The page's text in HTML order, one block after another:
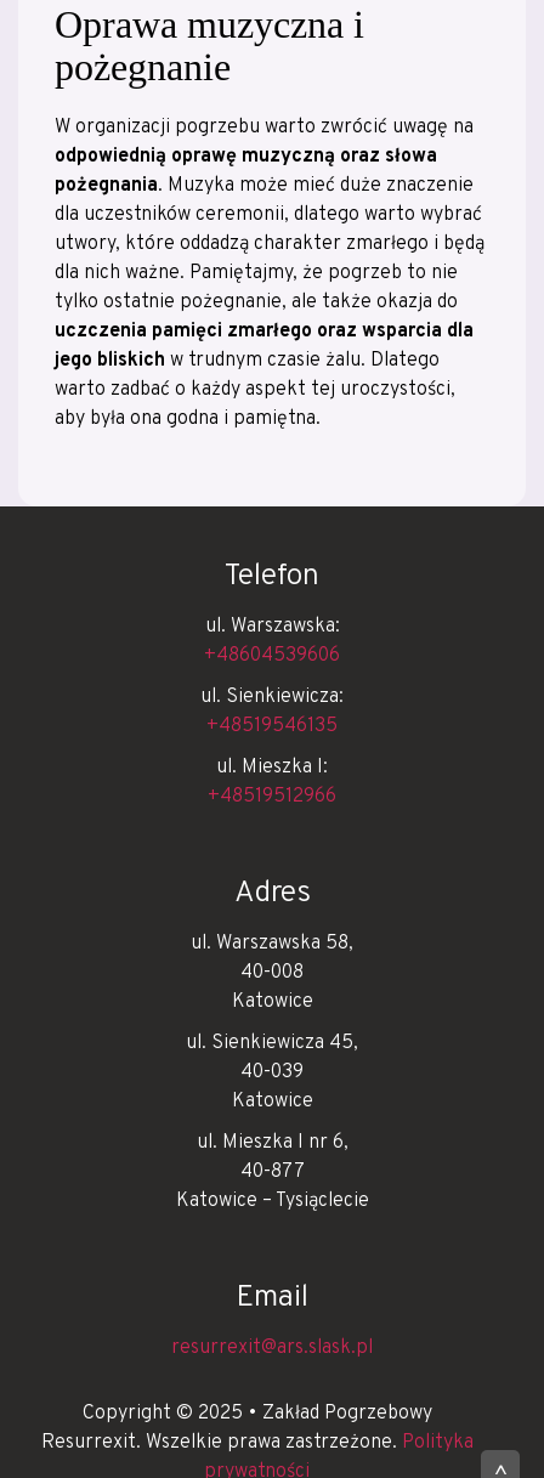
Oprawa muzyczna i
pożegnanie
W organizacji pogrzebu warto zwrócić uwagę na
odpowiednią oprawę muzyczną oraz słowa
pożegnania. Muzyka może mieć duże znaczenie
dla uczestników ceremonii, dlatego warto wybrać
utwory, które oddadzą charakter zmarłego i będą
dla nich ważne. Pamiętajmy, że pogrzeb to nie
tylko ostatnie pożegnanie, ale także okazja do
uczczenia pamięci zmarłego oraz wsparcia dla
jego bliskich w trudnym czasie żalu. Dlatego
warto zadbać o każdy aspekt tej uroczystości,
aby była ona godna i pamiętna.
Telefon
ul. Warszawska:
+48604539606
ul. Sienkiewicza:
+48519546135
ul. Mieszka I:
+48519512966
Adres
ul. Warszawska 58,
40-008
Katowice
ul. Sienkiewicza 45,
40-039
Katowice
ul. Mieszka I nr 6,
40-877
Katowice – Tysiąclecie
Email
resurrexit@ars.slask.pl
Copyright © 2025 • Zakład Pogrzebowy
Resurrexit. Wszelkie prawa zastrzeżone. Polityka
prywatności